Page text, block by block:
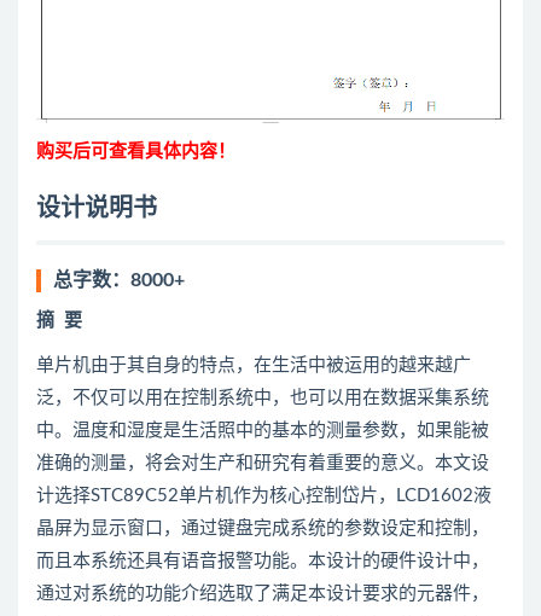
购买后可查看具体内容！
设计说明书
总字数：8000+
摘 要
单片机由于其自身的特点，在生活中被运用的越来越广
泛，不仅可以用在控制系统中，也可以用在数据采集系统
中。温度和湿度是生活照中的基本的测量参数，如果能被
准确的测量，将会对生产和研究有着重要的意义。本文设
计选择STC89C52单片机作为核心控制岱片，LCD1602液
晶屏为显示窗口，通过键盘完成系统的参数设定和控制，
而且本系统还具有语音报警功能。本设计的硬件设计中，
通过对系统的功能介绍选取了满足本设计要求的元器件，